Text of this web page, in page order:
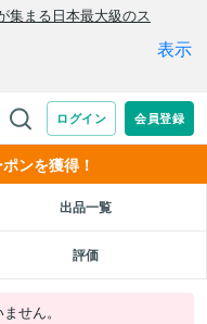
ンを獲得！
出品一覧
評価
せん。